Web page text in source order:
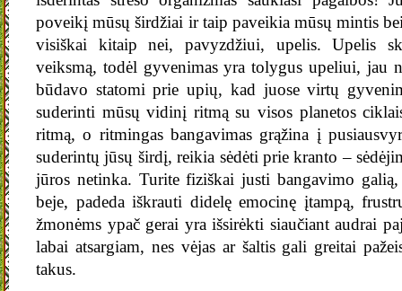
poveikį mūsų širdžiai ir taip paveikia mūsų mintis
visiškai kitaip nei, pavyzdžiui, upelis. Upelis
veiksmą, todėl gyvenimas yra tolygus upeliui, jau
būdavo statomi prie upių, kad juose virtų
suderinti mūsų vidinį ritmą su visos planetos
ritmą, o ritmingas bangavimas grąžina į
suderintų jūsų širdį, reikia sėdėti prie kranto –
jūros netinka. Turite fiziškai justi bangavimo galią,
beje, padeda iškrauti didelę emocinę įtampą,
žmonėms ypač gerai yra išsirėkti siaučiant audrai
labai atsargiam, nes vėjas ar šaltis gali greitai
takus.